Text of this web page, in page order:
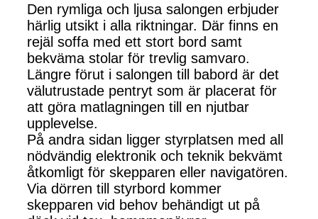
Den rymliga och ljusa salongen erbjuder
härlig utsikt i alla riktningar. Där finns en
rejäl soffa med ett stort bord samt
bekväma stolar för trevlig samvaro.
Längre förut i salongen till babord är det
välutrustade pentryt som är placerat för
att göra matlagningen till en njutbar
upplevelse.
På andra sidan ligger styrplatsen med all
nödvändig elektronik och teknik bekvämt
åtkomligt för skepparen eller navigatören.
Via dörren till styrbord kommer
skepparen vid behov behändigt ut på